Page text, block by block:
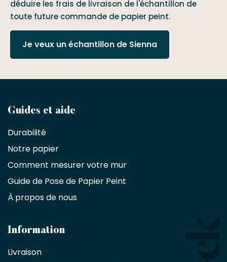
déduire les frais de livraison de l'échantillon de
toute future commande de papier peint.
Je veux un échantillon de Sienna
Devenez
partenaire
commercial
Décorateurs
d'intérieur,
designers
architectes
d'une
Guides et aide
Durabilité
Notre papier
Comment mesurer votre mur
Guide de Pose de Papier Peint
À propos de nous
Information
Livraison